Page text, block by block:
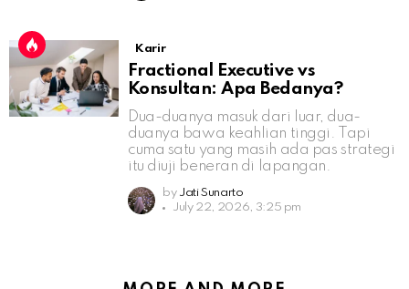
Karir
Fractional Executive vs
Konsultan: Apa Bedanya?
Dua-duanya masuk dari luar, dua-
duanya bawa keahlian tinggi. Tapi
cuma satu yang masih ada pas strategi
itu diuji beneran di lapangan.
by Jati Sunarto
July 22, 2026, 3:25 pm